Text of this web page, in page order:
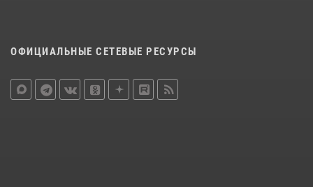
ОФИЦИАЛЬНЫЕ СЕТЕВЫЕ РЕСУРСЫ